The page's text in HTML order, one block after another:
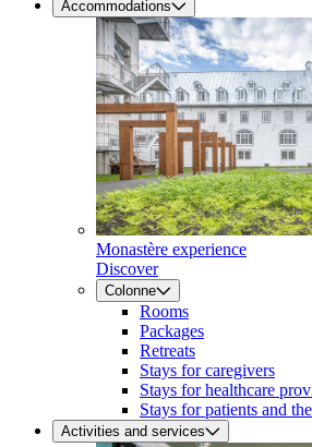
Accommodations
Monastère experience
Discover
Colonne
Rooms
Packages
Retreats
Stays for caregivers
Stays for healthcare
Stays for patients and
Activities and services